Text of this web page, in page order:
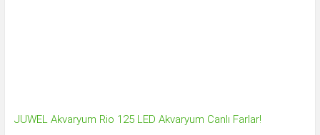
JUWEL Akvaryum Rio 125 LED Akvaryum Canlı Farlar!